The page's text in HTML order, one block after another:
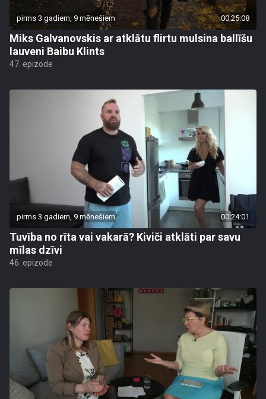
pirms 3 gadiem, 9 mēnešiem 00:25:08
Miks Galvanovskis ar atklātu flirtu mulsina ballīšu
lauveni Baibu Klints
47. epizode
pirms 3 gadiem, 9 mēnešiem 00:24:01
Tuvība no rīta vai vakarā? Kiviči atklāti par savu
mīlas dzīvi
46. epizode